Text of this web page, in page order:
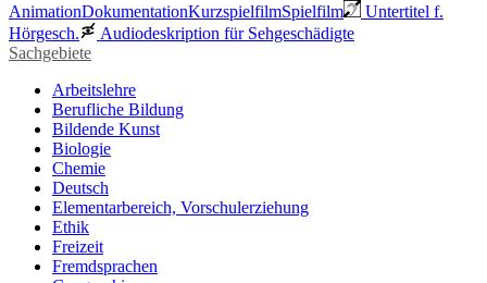
AnimationDokumentationKurzspielfilmSpielfilm
Untertitel f.
Hörgesch.
Audiodeskription für Sehgeschädigte
Sachgebiete
Arbeitslehre
Berufliche Bildung
Bildende Kunst
Biologie
Chemie
Deutsch
Elementarbereich, Vorschulerziehung
Ethik
Freizeit
Fremdsprachen